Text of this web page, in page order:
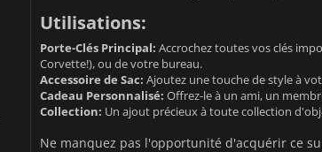
Utilisations:
Porte-Clés Principal: Accrochez toutes vos clés
Corvette!), ou de votre bureau.
Accessoire de Sac: Ajoutez une touche de style à
Cadeau Personnalisé: Offrez-le à un ami, un
Collection: Un ajout précieux à toute collection
Ne manquez pas l'opportunité d'acquérir ce